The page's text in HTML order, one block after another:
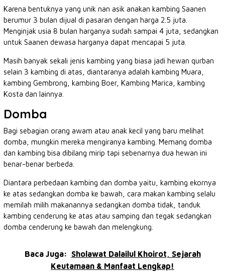
Karena bentuknya yang unik nan asik anakan kambing Saanen
berumur 3 bulan dijual di pasaran dengan harga 2.5 juta.
Menginjak usia 8 bulan harganya sudah sampai 4 juta, sedangkan
untuk Saanen dewasa harganya dapat mencapai 5 juta.
Masih banyak sekali jenis kambing yang biasa jadi hewan qurban
selain 3 kambing di atas, diantaranya adalah kambing Muara,
kambing Gembrong, kambing Boer, Kambing Marica, kambing
Kosta dan lainnya.
Domba
Bagi sebagian orang awam atau anak kecil yang baru melihat
domba, mungkin mereka mengiranya kambing. Memang domba
dan kambing bisa dibilang mirip tapi sebenarnya dua hewan ini
benar-benar berbeda.
Diantara perbedaan kambing dan domba yaitu, kambing ekornya
ke atas sedangkan domba ke bawah, cara makan kambing selalu
memilah milih makanannya sedangkan domba tidak, tanduk
kambing cenderung ke atas atau samping dan tegak sedangkan
domba cenderung ke bawah dan melengkung.
Baca Juga:
Sholawat Dalailul Khoirot, Sejarah
Keutamaan & Manfaat Lengkap!